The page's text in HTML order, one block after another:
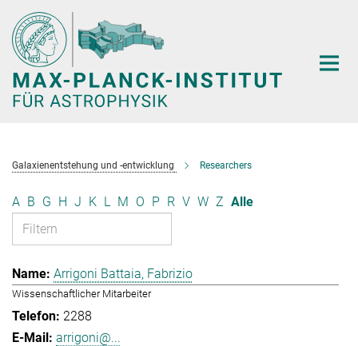
Hauptinhalt
Galaxienentstehung und -entwicklung Researchers
A B G H J K L M O P R V W Z Alle
Arrigoni Battaia, Fabrizio
Wissenschaftlicher Mitarbeiter
2288
arrigoni@...